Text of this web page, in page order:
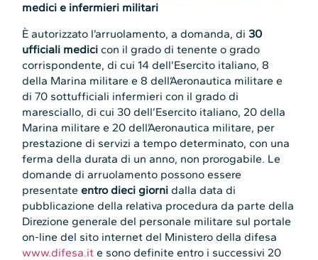
medici e infermieri militari
È autorizzato l’arruolamento, a domanda, di 30
ufficiali medicicon il grado di tenente o grado
corrispondente, di cui 14 dell’Esercito italiano, 8
della Marina militare e 8 dell’Aeronautica militare e
di 70 sottufficiali infermieri con il grado di
maresciallo, di cui 30 dell’Esercito italiano, 20 della
Marina militare e 20 dell’Aeronautica militare, per
prestazione di servizi a tempo determinato, con una
ferma della durata di un anno, non prorogabile. Le
domande di arruolamento possono essere
presentateentro dieci giornidalla data di
pubblicazione della relativa procedura da parte della
Direzione generale del personale militare sul portale
on-line del sito internet del Ministero della difesa
www.difesa.it e sono definite entro i successivi 20